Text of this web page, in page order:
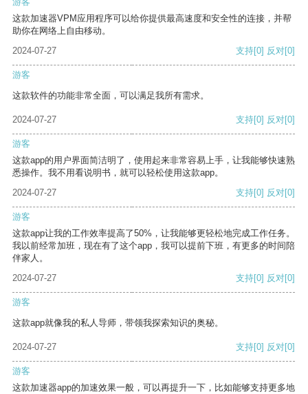
这款加速器VPM应用程序可以给你提供最高速度和安全性的连接，并帮
助你在网络上自由移动。
2024-07-27
支持[0] 反对[0]
游客
这款软件的功能非常全面，可以满足我所有需求。
2024-07-27 支持[0] 反对[0]
游客
这款app的用户界面简洁明了，使用起来非常容易上手，让我能够快速熟
悉操作。我不用看说明书，就可以轻松使用这款app。
2024-07-27
支持[0] 反对[0]
游客
这款app让我的工作效率提高了50%，让我能够更轻松地完成工作任务。
我以前经常加班，现在有了这个app，我可以提前下班，有更多的时间陪
伴家人。
2024-07-27
支持[0] 反对[0]
游客
这款app就像我的私人导师，带领我探索知识的奥秘。
2024-07-27 支持[0] 反对[0]
游客
这款加速器app的加速效果一般，可以再提升一下，比如能够支持更多地